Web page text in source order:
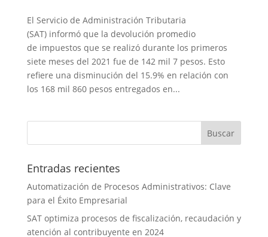
El Servicio de Administración Tributaria
(SAT) informó que la devolución promedio
de impuestos que se realizó durante los primeros
siete meses del 2021 fue de 142 mil 7 pesos. Esto
refiere una disminución del 15.9% en relación con
los 168 mil 860 pesos entregados en...
Entradas recientes
Automatización de Procesos Administrativos: Clave
para el Éxito Empresarial
SAT optimiza procesos de fiscalización, recaudación y
atención al contribuyente en 2024